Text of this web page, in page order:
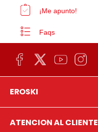
¡Me apunto!
Faqs
EROSKI
ATENCION AL CLIENTE